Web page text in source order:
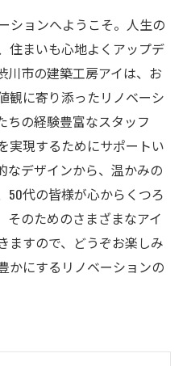
ションへようこそ。人生の
住まいも心地よくアップデ
川市の建築工房アイは、お
観に寄り添ったリノベーシ
ちの経験豊富なスタッフ
実現するためにサポートい
なデザインから、温かみの
50代の皆様が心からくつろ
そのためのさまざまなアイ
ますので、どうぞお楽しみ
かにするリノベーションの